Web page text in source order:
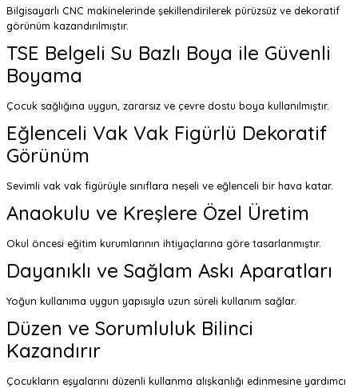
Bilgisayarlı CNC makinelerinde şekillendirilerek pürüzsüz ve dekoratif
görünüm kazandırılmıştır.
TSE Belgeli Su Bazlı Boya ile Güvenli
Boyama
Çocuk sağlığına uygun, zararsız ve çevre dostu boya kullanılmıştır.
Eğlenceli Vak Vak Figürlü Dekoratif
Görünüm
Sevimli vak vak figürüyle sınıflara neşeli ve eğlenceli bir hava katar.
Anaokulu ve Kreşlere Özel Üretim
Okul öncesi eğitim kurumlarının ihtiyaçlarına göre tasarlanmıştır.
Dayanıklı ve Sağlam Askı Aparatları
Yoğun kullanıma uygun yapısıyla uzun süreli kullanım sağlar.
Düzen ve Sorumluluk Bilinci
Kazandırır
Çocukların eşyalarını düzenli kullanma alışkanlığı edinmesine yardımcı